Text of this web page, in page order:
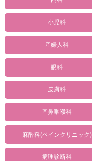
小児科
産婦人科
眼科
皮膚科
耳鼻咽喉科
麻酔科(ペインクリニック)
病理診断科